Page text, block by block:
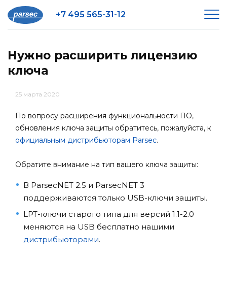
+7 495 565-31-12
Нужно расширить лицензию
ключа
25 марта 2020
По вопросу расширения функциональности ПО,
обновления ключа защиты обратитесь, пожалуйста, к
официальным дистрибьюторам Parsec.
Обратите внимание на тип вашего ключа защиты:
В ParsecNET 2.5 и ParsecNET 3
поддерживаются только USB-ключи защиты.
LPT-ключи старого типа для версий 1.1-2.0
меняются на USB бесплатно нашими
дистрибьюторами.